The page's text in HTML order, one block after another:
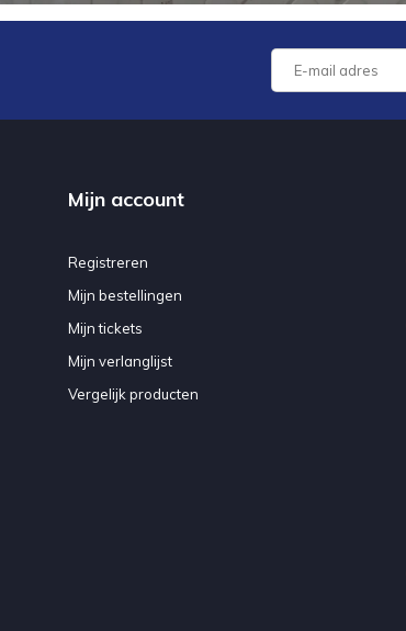
Mijn account
Registreren
Mijn bestellingen
Mijn tickets
Mijn verlanglijst
Vergelijk producten